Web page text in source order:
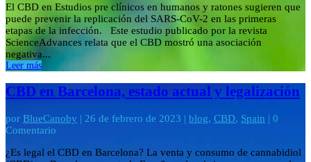
El CBD en Estudios pre clínicos en humanos y ratones sugieren que
puede prevenir la replicación del SARS-CoV-2 en las primeras
etapas de la infección. Este estudio publicado por la revista
ScienceAdvances relata que el CBD mostró una asociación
negativa...
Leer más
CBD en Barcelona, estado actual y legalización
por BlueCanoby | 26 de febrero de 2023 | blog, CBD, Spain | 0
Comentario
¿Es legal el CBD en Barcelona? La venta y consumo de cannabidiol